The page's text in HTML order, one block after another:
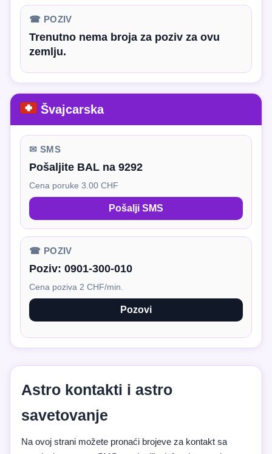
☎ POZIV
Trenutno nema broja za poziv za ovu
zemlju.
Švajcarska
✉ SMS
Pošaljite BAL na 9292
Cena poruke 3.00 CHF
Pošalji SMS
☎ POZIV
Poziv: 0901-300-010
Cena poziva 2 CHF/min.
Pozovi
Astro kontakti i astro
savetovanje
Na ovoj strani možete pronaći brojeve za kontakt sa